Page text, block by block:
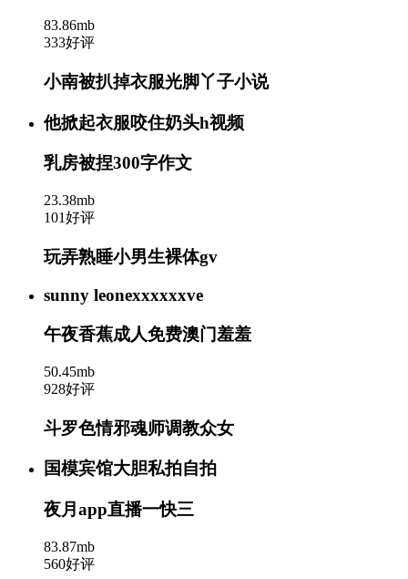
83.86mb
333好评
小南被扒掉衣服光脚丫子小说
他掀起衣服咬住奶头h视频
乳房被捏300字作文
23.38mb
101好评
玩弄熟睡小男生裸体gv
sunny leonexxxxxxve
午夜香蕉成人免费澳门羞羞
50.45mb
928好评
斗罗色情邪魂师调教众女
国模宾馆大胆私拍自拍
夜月app直播一快三
83.87mb
560好评